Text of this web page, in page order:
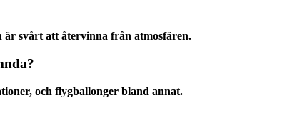
är svårt att återvinna från atmosfären.
och flygballonger bland annat.